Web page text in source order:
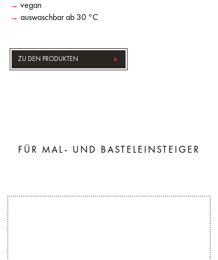
→ vegan
→ auswaschbar ab 30 °C
ZU DEN PRODUKTEN
FÜR MAL- UND BASTELEINSTEIGER